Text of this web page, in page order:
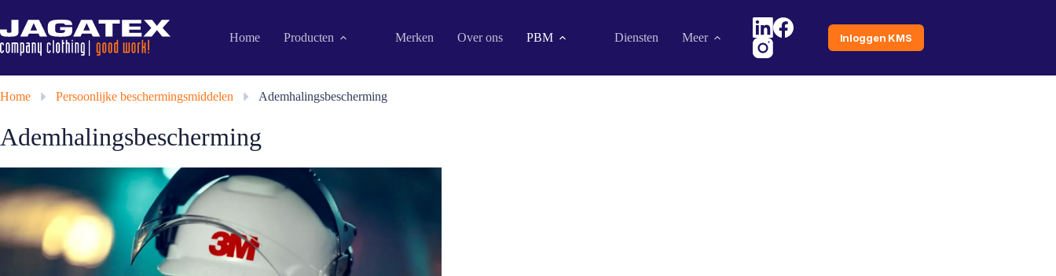
naar
de
inhoud
Home Producten Merken Over ons PBM Diensten Meer Inloggen KMS
Home » Persoonlijke beschermingsmiddelen » Ademhalingsbescherming
Ademhalingsbescherming